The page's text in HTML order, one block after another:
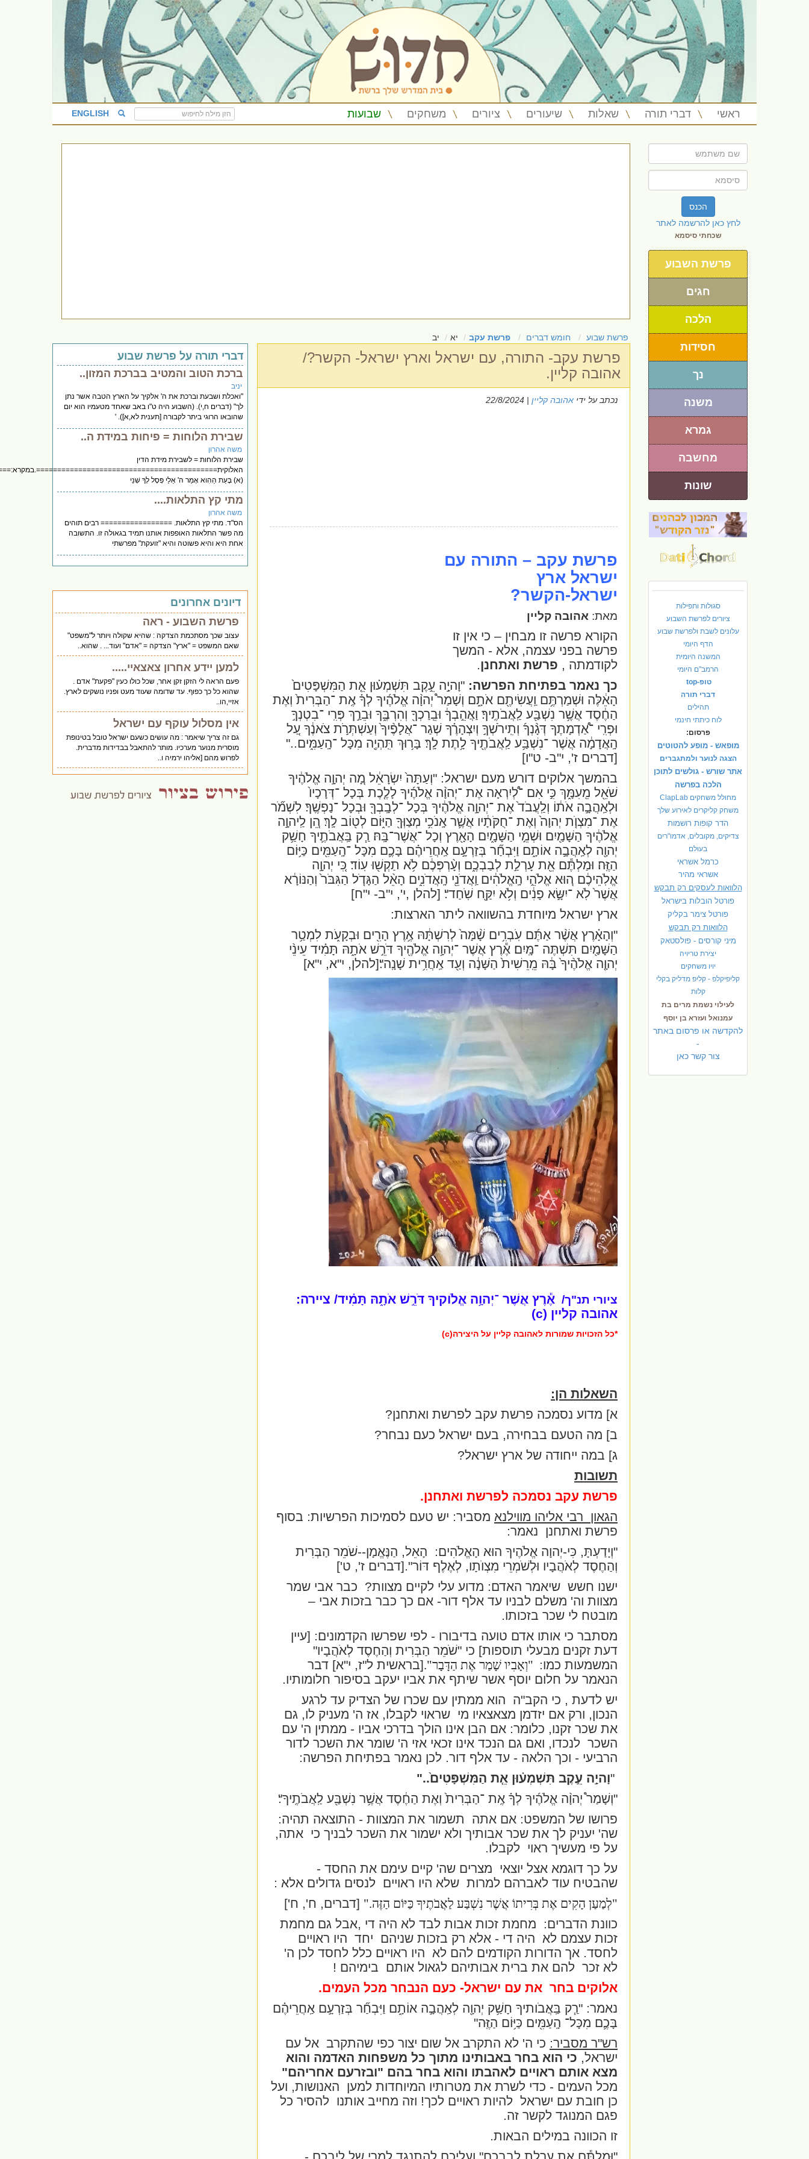
ראשי דברי תורה שאלות שיעורים ציורים משחקים שבועות ENGLISH
הכנס
לחץ כאן להרשמה לאתר
שכחתי סיסמא
פרשת השבוע
חגים
הלכה
חסידות
נך
משנה
גמרא
מחשבה
שונות
סגולות ותפילות
ציורים לפרשת השבוע
עלונים לשבת ולפרשת שבוע
הדף היומי
המשנה היומית
הרמב"ם היומי
טופ-top
דברי תורה
תהילים
לוח כיתתי חינמי
פרסום:
מופאש - מופע להטוטים
הצגה לנוער ולמתגברים
אתר שורש - גולשים לתוכן
הלכה בפרשה
מחולל משחקים ClapLab
משחק קליקרים לאירוע שלך
הדר קופות רושמות
צדיקים, מקובלים, אדמו"רים
בעולם
כרמל אשראי
אשראי מהיר
הלוואות לעסקים רק תבקש
פורטל הובלות בישראל
פורטל צימר בקליק
הלוואות רק תבקש
מיני קורסים - פולסטאק
יצירת טריויה
יויו משחקים
קליפיקלפ - קליפ מדליק בקלי
קלות
לעילוי נשמת מרים בת
עמנואל ועזרא בן יוסף
להקדשה או פרסום באתר
-
צור קשר כאן
פרשת שבוע חומש דברים פרשת עקב יא יב
פרשת עקב- התורה, עם ישראל וארץ ישראל- הקשר?/
אהובה קליין.
נכתב על ידי אהובה קליין | 22/8/2024
פרשת עקב – התורה עם
ישראל ארץ
ישראל-הקשר?
מאת: אהובה קליין
הקורא פרשה זו מבחין – כי אין זו
פרשה בפני עצמה, אלא - המשך
לקודמתה , פרשת ואתחנן.
כך נאמר בפתיחת הפרשה: "וָהיָ֣ה עֵ֣קֶב תִּשְׁמְע֗וּן אֵ֤ת הַמִּשְׁפָּטִים֙
הָאֵ֔לֶּה וּשְׁמַרְתֶּ֥ם וַֽעֲשִׂיתֶ֖ם אֹתָ֑ם וְשָׁמַר֩ יְהוָ֨ה אֱלֹהֶ֜יךָ לְךָ֗ אֶֽת ־הַבְּרִית֙ וְאֶת
הַחֶ֔סֶד אֲשֶׁ֥ר נִשְׁבַּ֖ע לַֽאֲבֹתֶֽיךָ׃ וַאֲהֵ֣בְךָ֔ וּבֵֽרַכְךָ֖ וְהִרְבֶּ֑ךָ וּבֵרַ֣ךְ פְּרִֽי ־בִטְנְךָ֣
וּפְרִֽי ־אַ֠דְמָתֶךָ דְּגָ֨נְךָ֜ וְתִֽירֹשְׁךָ֣ וְיִצְהָרֶ֗ךָ שְׁגַר ־אֲלָפֶ֨יךָ֙ וְעַשְׁתְּרֹ֣ת צֹאנֶ֔ךָ עַ֚ל
הָֽאֲדָמָ֔ה אֲשֶׁר ־נִשְׁבַּ֥ע לַֽאֲבֹתֶ֖יךָ לָ֥תֶת לָֽךְ׃ בָּר֥וּךְ תִּֽהְיֶ֖ה מִכָּל ־הָֽעַמִּ֑ים.."
[דברים ז', י"ב- ט"ו]
בהמשך אלוקים דורש מעם ישראל: "וְעַתָּה֙ יִשְׂרָאֵ֔ל מָ֚ה יְהוָ֣ה אֱלֹהֶ֔יךָ
שֹׁאֵ֖ל מֵֽעִמָּ֑ךְ כִּ֣י אִם ־לְ֠יִרְאָה אֶת ־יְהוָ֨ה אֱלֹהֶ֜יךָ לָלֶ֤כֶת בְּכָל ־דְּרָכָיו֙
וּלְאַֽהֲבָ֣ה אֹת֔וֹ וְלַֽעֲבֹד֙ אֶת ־יְהוָ֣ה אֱלֹהֶ֔יךָ בְּכָל ־לְבָֽבְךָ֖ וּבְכָל ־נַפְשֶֽׁךָ׃ לִשְׁמֹ֞ר
אֶת ־מִצְוֺ֤ת יְהוָה֙ וְאֶת ־חֻקֹּתָ֔יו אֲשֶׁ֛ר אָֽנֹכִ֥י מְצַוְּךָ֖ הַיּ֑וֹם לְט֖וֹב לָֽךְ׃ הֵ֚ן לַֽיהוָ֣ה
אֱלֹהֶ֔יךָ הַשָּׁמַ֖יִם וּשְׁמֵ֣י הַשָּׁמָ֑יִם הָאָ֖רֶץ וְכָל ־אֲשֶׁר־בָּֽהּ׃ רַ֧ק בַּֽאֲבֹתֶ֛יךָ חָשַׁ֥ק
יְהוָ֖ה לְאַֽהֲבָ֣ה אוֹתָ֑ם וַיִּבְחַ֞ר בְּזַרְעָ֣ם אַֽחֲרֵיהֶ֗ם בָּכֶ֛ם מִכָּל ־הָֽעַמִּ֖ים כַּיּ֥וֹם
הַזֶּֽה׃ וּמַלְתֶּ֕ם אֵ֖ת עָרְלַ֣ת לְבַבְכֶ֑ם וְעָ֨רְפְּכֶ֔ם לֹ֥א תַקְשׁ֖וּ עֽוֹד׃ כִּ֚י יְהוָ֣ה
אֱלֹֽהֵיכֶ֔ם ה֚וּא אֱלֹהֵ֣י הָֽאֱלֹהִ֔ים וַֽאֲדֹנֵ֖י הָֽאֲדֹנִ֑ים הָאֵ֨ל הַגָּדֹ֤ל הַגִּבֹּר֙ וְהַנּוֹרָ֔א
אֲשֶׁר֙ לֹֽא ־יִשָּׂ֣א פָנִ֔ים וְלֹ֥א יִקַּ֖ח שֹֽׁחַד"׃ [להלן ,י', י"ב- י"ח]
ארץ ישראל מיוחדת בהשוואה ליתר הארצות:
"וְהָאָ֗רֶץ אֲשֶׁ֨ר אַתֶּ֜ם עֹֽבְרִ֥ים שָׁ֨מָּה֙ לְרִשְׁתָּ֔הּ אֶ֥רֶץ הָרִ֖ים וּבְקָעֹ֑ת לִמְטַ֥ר
הַשָּׁמַ֖יִם תִּשְׁתֶּה ־מָּֽיִם׃ אֶ֕רֶץ אֲשֶׁר ־יְהוָ֥ה אֱלֹהֶ֖יךָ דֹּרֵ֣שׁ אֹתָ֑הּ תָּמִ֗יד עֵינֵ֨י
יְהוָ֤ה אֱלֹהֶ֨יךָ֙ בָּ֔הּ מֵֽרֵשִׁית֙ הַשָּׁנָ֔ה וְעַ֖ד אַֽחֲרִ֥ית שָׁנָֽה"׃[להלן, י"א, י"א]
ציורי תנ"ך/ אֶ֕רֶץ אֲשֶׁר ־יְהוָ֥ה אֱלֹוקיךָ דֹּרֵ֣שׁ אֹתָ֑הּ תָּמִ֗יד/ ציירה:
אהובה קליין (c)
*כל הזכויות שמורות לאהובה קליין על היצירה(c)
השאלות הן:
א] מדוע נסמכה פרשת עקב לפרשת ואתחנן?
ב] מה הטעם בבחירה, בעם ישראל כעם נבחר?
ג] במה ייחודה של ארץ ישראל?
תשובות
פרשת עקב נסמכה לפרשת ואתחנן.
הגאון רבי אליהו מווילנא מסביר: יש טעם לסמיכות הפרשיות: בסוף
פרשת ואתחנן נאמר:
"וְיָדַעְתָּ, כִּי-יְהוָה אֱלֹהֶיךָ הוּא הָאֱלֹהִים:
הָאֵל, הַנֶּאֱמָן--שֹׁמֵר הַבְּרִית
וְהַחֶסֶד לְאֹהֲבָיו וּלְשֹׁמְרֵי מִצְוֺתָו, לְאֶלֶף דּוֹר".[דברים ז', ט']
ישנו חשש שיאמר האדם: מדוע עלי לקיים מצוות? כבר אבי שמר
מצוות וה' משלם לבניו עד אלף דור- אם כך כבר בזכות אבי –
מובטח לי שכר בזכותו.
מסתבר כי אותו אדם טועה בדיבורו - לפי שפרשו הקדמונים: [עיין
דעת זקנים מבעלי תוספות] כי "שֹׁמֵר הַבְּרִית וְהַחֶסֶד לְאֹהֲבָיו"
המשמעות כמו: "וְאָבִיו שָׁמַר אֶת הַדָּבָר".[בראשית ל"ז, י"א] דבר
הנאמר על חלום יוסף אשר שיתף את אביו יעקב בסיפור חלומותיו.
יש לדעת , כי הקב"ה הוא ממתין עם שכרו של הצדיק עד לרגע
הנכון, ורק אם יזדמן מצאצאיו מי שראוי לקבלו, אז ה' מעניק לו, גם
את שכר זקנו, כלומר: אם הבן אינו הולך בדרכי אביו - ממתין ה' עם
השכר לנכדו, ואם גם הנכד אינו זכאי אזי ה' שומר את השכר לדור
הרביעי - וכך הלאה - עד אלף דור. לכן נאמר בפתיחת הפרשה:
"וָהיָ֣ה עֵ֣קֶב תִּשְׁמְע֗וּן אֵ֤ת הַמִּשְׁפָּטִים֙.."
"וְשָׁמַר֩ יְהוָ֨ה אֱלֹהֶ֜יךָ לְךָ֗ אֶֽת ־הַבְּרִית֙ וְאֶת הַחֶ֔סֶד אֲשֶׁ֥ר נִשְׁבַּ֖ע לַֽאֲבֹתֶֽיךָ"׃
פרושו של המשפט: אם אתה
תשמור את המצוות - התוצאה תהיה:
שה' יעניק לך את שכר אבותיך ולא ישמור את השכר לבניך כי אתה,
על פי מעשיך ראוי לקבלו.
על כך דוגמא אצל יוצאי מצרים שה' קיים עימם את החסד -
שהבטיח עוד לאברהם למרות שלא היו ראויים לנסים גדולים אלא :
"לְמַעַן הָקִים אֶת בְּרִיתוֹ אֲשֶׁר נִשְׁבַּע לַאֲבֹתֶיךָ כַּיּוֹם הַזֶּה". [דברים, ח', ח']
כוונת הדברים:
מחמת זכות אבות לבד לא היה די ,אבל גם מחמת
זכות עצמם לא היה די - אלא רק בזכות שניהם יחד היו ראויים
לחסד. אך הדורות הקודמים להם לא היו ראויים כלל לחסד לכן ה'
לא זכר להם את ברית אבותיהם לגאול אותם בימיהם !
אלוקים בחר את עם ישראל- כעם הנבחר מכל העמים.
נאמר: "רַ֧ק בַּֽאֲבֹותיךָ חָשַׁ֥ק יְהוָ֖ה לְאַֽהֲבָ֣ה אוֹתָ֑ם וַיִּבְחַ֞ר בְּזַרְעָ֣ם אַֽחֲרֵיהֶ֗ם
בָּכֶ֛ם מִכָּל־ הָֽעַמִּ֖ים כַּיּ֥וֹם הַזֶּֽה"
רש"ר מסביר: כי ה' לא התקרב אל שום יצור כפי שהתקרב אל עם
ישראל, כי הוא בחר באבותינו מתוך כל משפחות האדמה והוא
מצא אותם ראויים לאהבתו והוא בחר בהם "ובזרעם אחריהם"
מכל העמים - כדי לשרת את מטרותיו המיוחדות למען האנושות, ועל
כן חובת עם ישראל להיות ראויים לכך! וזה מחייב אותנו להסיר כל
פגם המנוגד לקשר זה.
זו הכוונה במילים הבאות.
דברי תורה על פרשת שבוע
ברכת הטוב והמטיב בברכת המזון..
יניב
"ואכלת ושבעת וברכת את ה' אלקיך על הארץ הטבה אשר נתן
לך" (דברים ח,י). (השבוע היה ט"ו באב שאחד מטעמיו הוא יום
שהובאו הרוגי ביתר לקבורה [תענית לא,א]). '
שבירת הלוחות = פיחות במידת ה..
משה אהרון
שבירת הלוחות = לשבירת מידת הדין
(א) בָּעֵת הַהִוא אָמַר ה' אֵלַי פְּסָל לְךָ שְׁנֵי
מתי קץ התלאות....
משה אהרון
הס"ד. מתי קץ התלאות. ================= רבים תוהים
מה פשר התלאות האופפות אותנו תמיד בגאולה זו. התשובה
אחת היא והיא פשוטה והיא "זועקת" מפרשתי
דיונים אחרונים
פרשת השבוע - ראה
עצוב שכך מסתכמת הצדקה : שהיא שקולה ויותר ל"משפט"
שאם המשפט = "ארץ" הצדקה = "אדם" ועוד... . שהוא..
למען יידע אחרון צאצאיי.....
פעם הראה לי הזקן זקן אחר, שכל כולו כעין "פקעת" אדם .
שהוא כל כך כפוף. עד שדומה שעוד מעט ופניו נושקים לארץ.
אזיי,הו..
אין מסלול עוקף עם ישראל
גם זה צריך שיאמר : מה עושים כשעם ישראל טובל בטינופת
מוסרית מנוער מערכיו. מותר להתאבל בבדידות מדברית.
לפרוש מהם [אליהו ירמיה ו..